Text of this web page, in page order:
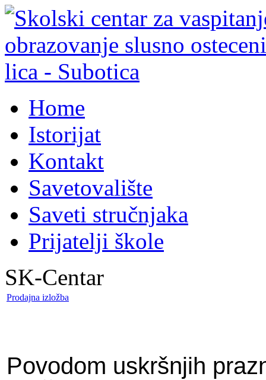
Home
Istorijat
Kontakt
Savetovalište
Saveti stručnjaka
Prijatelji škole
SK-Centar
Prodajna izložba
Povodom uskršnjih